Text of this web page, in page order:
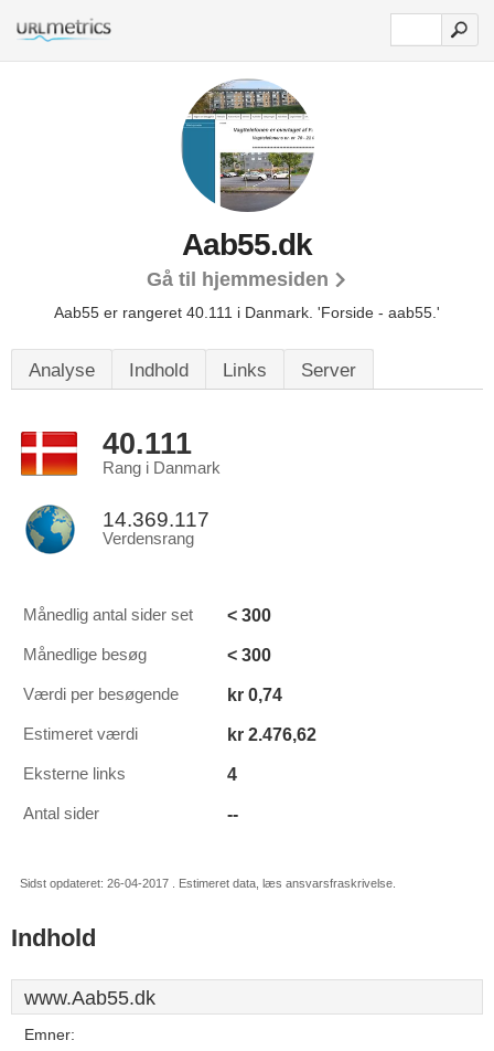
Aab55.dk
Gå til hjemmesiden
Aab55 er rangeret 40.111 i Danmark. 'Forside - aab55.'
Analyse Indhold Links Server
40.111
Rang i Danmark
14.369.117
Verdensrang
Månedlig antal sider set < 300
Månedlige besøg < 300
Værdi per besøgende kr 0,74
Estimeret værdi kr 2.476,62
Eksterne links 4
Antal sider --
Sidst opdateret: 26-04-2017 . Estimeret data, læs ansvarsfraskrivelse.
Indhold
www.Aab55.dk
Emner: